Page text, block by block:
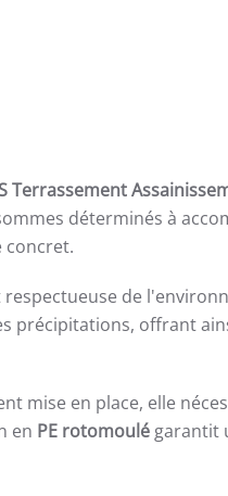
Terrassement
déterminés à
concret.
respectueuse de
précipitations, offrant
mise en place, elle
en PE rotomoulé garantit